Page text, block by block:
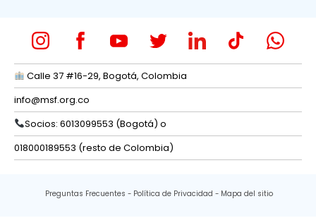
Calle 37 #16-29, Bogotá, Colombia
info@msf.org.co
Socios: 6013099553 (Bogotá) o
018000189553 (resto de Colombia)
Preguntas Frecuentes Política de Privacidad Mapa del sitio